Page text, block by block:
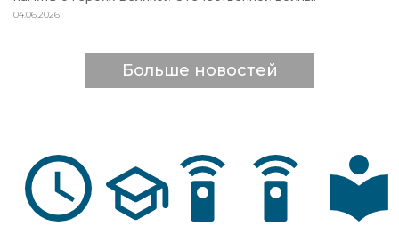
04.06.2026
Больше новостей